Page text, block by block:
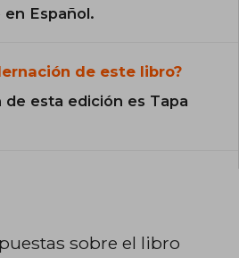
Español.
de este libro?
esta edición es Tapa
sobre el libro